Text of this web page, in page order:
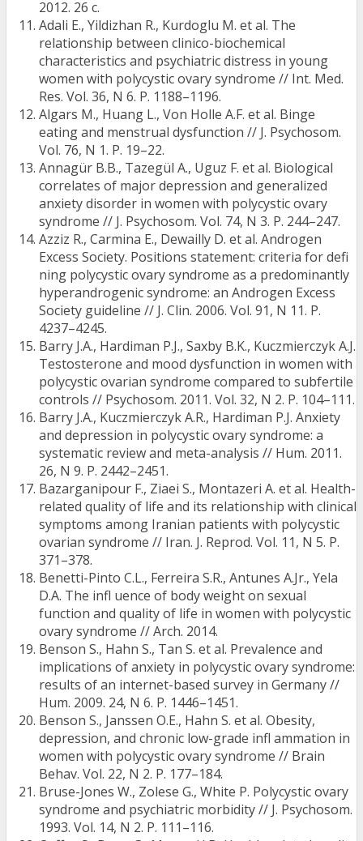
2012. 26 с.
Adali E., Yildizhan R., Kurdoglu M. et al. The
relationship between clinico-biochemical
characteristics and psychiatric distress in young
women with polycystic ovary syndrome // Int. Med.
Res. Vol. 36, N 6. Р. 1188–1196.
Algars M., Huang L., Von Holle A.F. et al. Binge
eating and menstrual dysfunction // J. Psychosom.
Vol. 76, N 1. Р. 19–22.
Annagür B.B., Tazegül A., Uguz F. et al. Biological
correlates of major depression and generalized
anxiety disorder in women with polycystic ovary
syndrome // J. Psychosom. Vol. 74, N 3. P. 244–247.
Azziz R., Carmina E., Dewailly D. et al. Androgen
Excess Society. Positions statement: criteria for defi
ning polycystic ovary syndrome as a predominantly
hyperandrogenic syndrome: an Androgen Excess
Society guideline // J. Clin. 2006. Vol. 91, N 11. Р.
4237–4245.
Barry J.A., Hardiman P.J., Saxby B.K., Kuczmierczyk A.J.
Testosterone and mood dysfunction in women with
polycystic ovarian syndrome compared to subfertile
controls // Psychosom. 2011. Vol. 32, N 2. Р. 104–111.
Barry J.A., Kuczmierczyk A.R., Hardiman P.J. Anxiety
and depression in polycystic ovary syndrome: a
systematic review and meta-analysis // Hum. 2011.
26, N 9. P. 2442–2451.
Bazarganipour F., Ziaei S., Montazeri A. et al. Health-
related quality of life and its relationship with clinical
symptoms among Iranian patients with polycystic
ovarian syndrome // Iran. J. Reprod. Vol. 11, N 5. Р.
371–378.
Benetti-Pinto C.L., Ferreira S.R., Antunes A.Jr., Yela
D.A. The infl uence of body weight on sexual
function and quality of life in women with polycystic
ovary syndrome // Arch. 2014.
Benson S., Hahn S., Tan S. et al. Prevalence and
implications of anxiety in polycystic ovary syndrome:
results of an internet-based survey in Germany //
Hum. 2009. 24, N 6. P. 1446–1451.
Benson S., Janssen O.E., Hahn S. et al. Obesity,
depression, and chronic low-grade infl ammation in
women with polycystic ovary syndrome // Brain
Behav. Vol. 22, N 2. P. 177–184.
Bruse-Jones W., Zolese G., White P. Polycystic ovary
syndrome and psychiatric morbidity // J. Psychosom.
1993. Vol. 14, N 2. P. 111–116.